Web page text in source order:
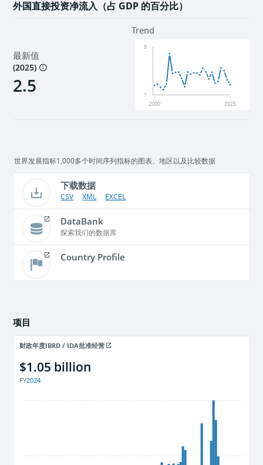
外国直接投资净流入（占 GDP 的百分比）
最新值
(2025)
2.5
Trend
2000 2025
1
8
世界发展指标1,000多个时间序列指标的图表、地区以及比较数据
下载数据
CSV XML EXCEL
DataBank
探索我们的数据库
Country Profile
项目
财政年度IBRD / IDA批准经营
$1.05 billion
FY2024